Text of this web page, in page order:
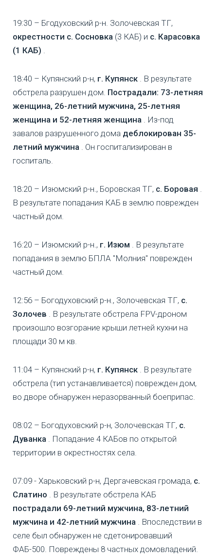
19:30 – Бгодуховский р-н. Золочевская ТГ,
окрестности с. Сосновка (3 КАБ) и с. Карасовка
(1 КАБ) .
18:40 – Купянский р-н, г. Купянск . В результате
обстрела разрушен дом. Пострадали: 73-летняя
женщина, 26-летний мужчина, 25-летняя
женщина и 52-летняя женщина . Из-под
завалов разрушенного дома деблокирован 35-
летний мужчина . Он госпитализирован в
госпиталь.
18:20 – Изюмский р-н., Боровская ТГ, с. Боровая .
В результате попадания КАБ в землю поврежден
частный дом.
16:20 – Изюмский р-н., г. Изюм . В результате
попадания в землю БПЛА "Молния" поврежден
частный дом.
12:56 – Богодуховский р-н., Золочевская ТГ, с.
Золочев . В результате обстрела FPV-дроном
произошло возгорание крыши летней кухни на
площади 30 м кв.
11:04 – Купянский р-н, г. Купянск . В результате
обстрела (тип устанавливается) поврежден дом,
во дворе обнаружен неразорванный боеприпас.
08:02 – Богодуховский р-н, Золочевская ТГ, с.
Дуванка . Попадание 4 КАБов по открытой
территории в окрестностях села.
07:09 - Харьковский р-н, Дергачевская громада, с.
Слатино . В результате обстрела КАБ
пострадали 69-летний мужчина, 83-летний
мужчина и 42-летний мужчина . Впоследствии в
селе был обнаружен не сдетонировавший
ФАБ-500. Повреждены 8 частных домовладений.